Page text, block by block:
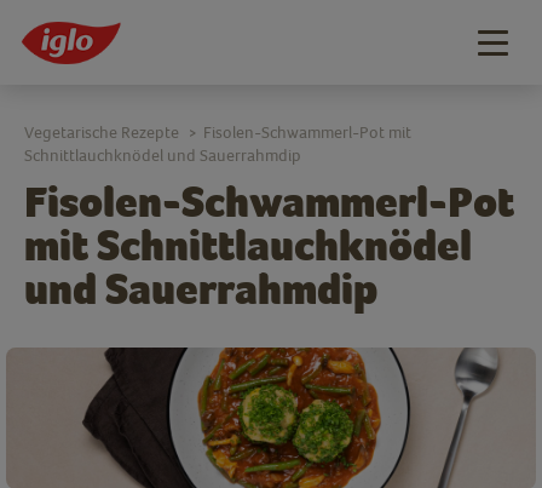
Fisolen-Schwammerl-Pot
mit Schnittlauchknödel
und Sauerrahmdip
Vegetarische Rezepte > Fisolen-Schwammerl-Pot mit
Schnittlauchknödel und Sauerrahmdip